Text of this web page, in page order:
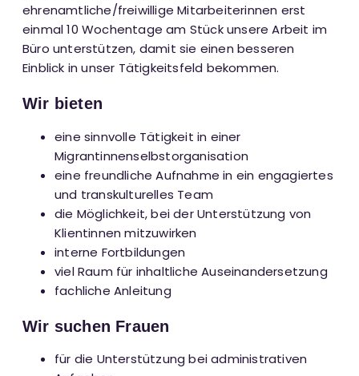
ehrenamtliche/freiwillige Mitarbeiterinnen erst
einmal 10 Wochentage am Stück unsere Arbeit im
Büro unterstützen, damit sie einen besseren
Einblick in unser Tätigkeitsfeld bekommen.
Wir bieten
eine sinnvolle Tätigkeit in einer
Migrantinnenselbstorganisation
eine freundliche Aufnahme in ein engagiertes
und transkulturelles Team
die Möglichkeit, bei der Unterstützung von
Klientinnen mitzuwirken
interne Fortbildungen
viel Raum für inhaltliche Auseinandersetzung
fachliche Anleitung
Wir suchen Frauen
für die Unterstützung bei administrativen